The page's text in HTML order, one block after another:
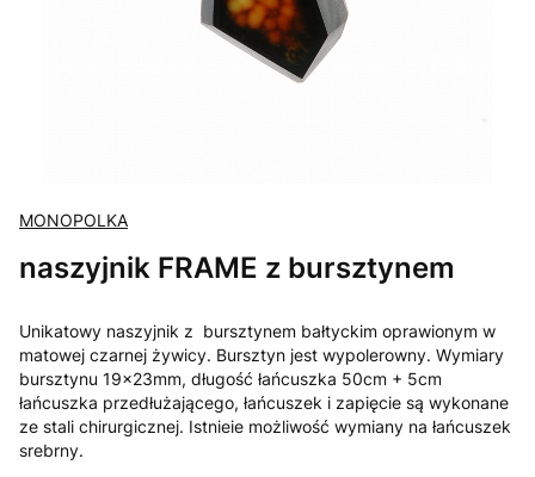
MONOPOLKA
naszyjnik FRAME z bursztynem
Unikatowy naszyjnik z bursztynem bałtyckim oprawionym w
matowej czarnej żywicy. Bursztyn jest wypolerowny. Wymiary
bursztynu 19x23mm, długość łańcuszka 50cm + 5cm
łańcuszka przedłużającego, łańcuszek i zapięcie są wykonane
ze stali chirurgicznej. Istnieie możliwość wymiany na łańcuszek
srebrny.